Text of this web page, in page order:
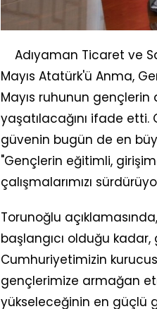
Adıyaman Ticaret ve
Mayıs Atatürk'ü Anma,
Mayıs ruhunun gençlerin
yaşatılacağını ifade
güvenin bugün de en
"Gençlerin eğitimli,
çalışmalarımızı
Torunoğlu
başlangıcı olduğu
Cumhuriyetimizin
gençlerimize armağan
yükseleceğinin en güçlü